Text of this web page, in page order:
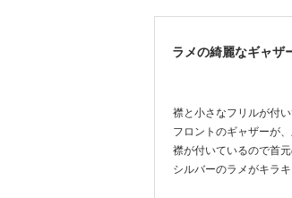
ラメの綺麗なギャザ
襟と小さなフリルが付
フロントのギャザーが
襟が付いているので首
シルバーのラメがキラキ